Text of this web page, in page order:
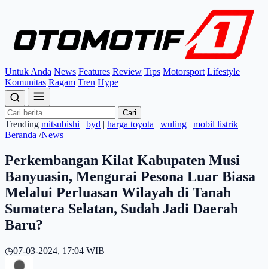
Untuk Anda News Features Review Tips Motorsport Lifestyle
Komunitas Ragam Tren Hype
Cari
Trending mitsubishi | byd | harga toyota | wuling | mobil listrik
Beranda /News
Perkembangan Kilat Kabupaten Musi
Banyuasin, Mengurai Pesona Luar Biasa
Melalui Perluasan Wilayah di Tanah
Sumatera Selatan, Sudah Jadi Daerah
Baru?
◷07-03-2024, 17:04 WIB